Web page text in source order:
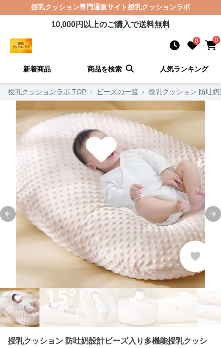
授乳クッション専門通販サイト授乳クッションラボ
10,000円以上のご購入で送料無料
0 0
新着商品 商品を検索 人気ランキング
授乳クッションラボ TOP › ビーズの一覧 › 授乳クッション 防吐
Previous slide
授乳クッション 防吐奶設計ビーズ入り多機能授乳クッシ